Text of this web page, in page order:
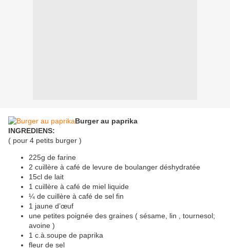
Burger au paprika
INGREDIENS:
( pour 4 petits burger )
225g de farine
2 cuillère à café de levure de boulanger déshydratée
15cl de lait
1 cuillère à café de miel liquide
¼ de cuillère à café de sel fin
1 jaune d’œuf
une petites poignée des graines ( sésame, lin , tournesol;
avoine )
1 c.à.soupe de paprika
fleur de sel